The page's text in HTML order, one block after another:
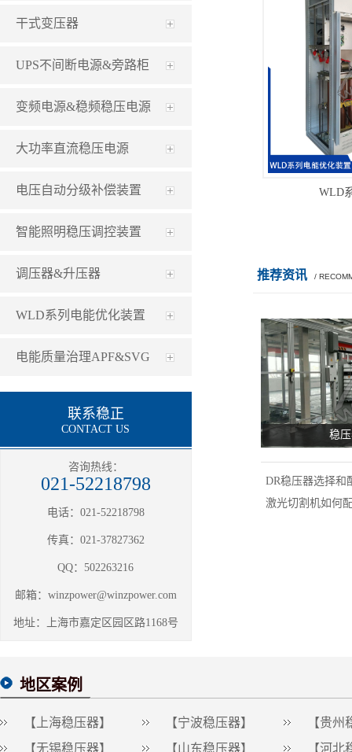
WLD
推荐资讯 /
稳
DR稳压器选择和
激光切割机如何
干式变压器
UPS不间断电源&旁路柜
变频电源&稳频稳压电源
大功率直流稳压电源
电压自动分级补偿装置
智能照明稳压调控装置
调压器&升压器
WLD系列电能优化装置
电能质量治理APF&SVG
联系稳正
CONTACT US
咨询热线：
021-52218798
电话：021-52218798
传真：021-37827362
QQ：502263216
邮箱：winzpower@winzpower.com
地址：上海市嘉定区园区路1168号
地区案例
【上海稳压器】 【宁波稳压器】
【贵州
【无锡稳压器】
【山东稳压器】
【河北